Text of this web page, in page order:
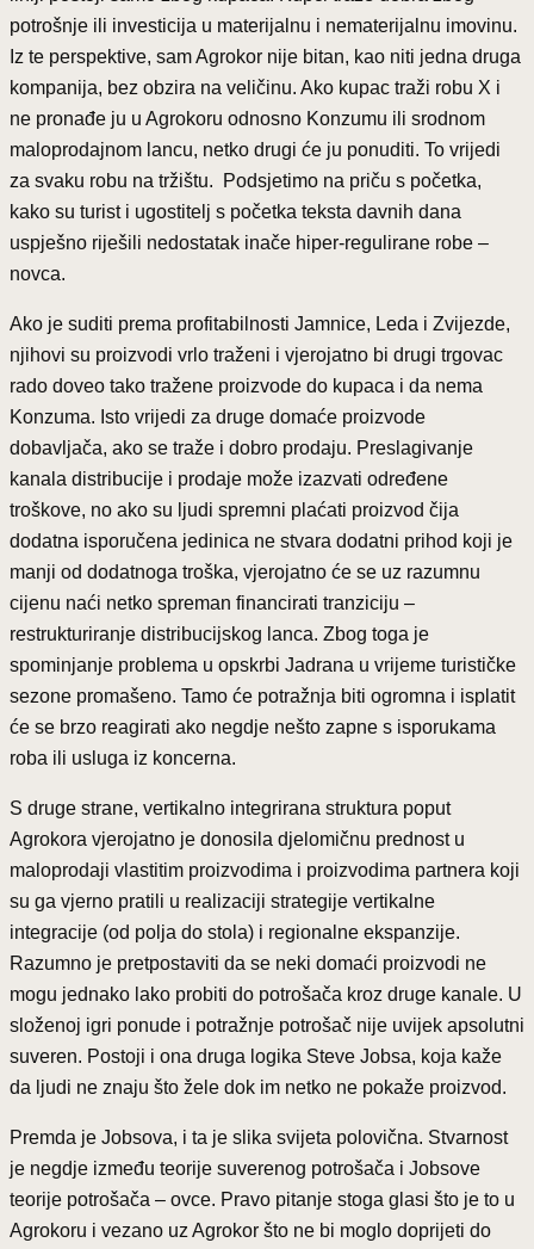
potrošnje ili investicija u materijalnu i nematerijalnu imovinu.
Iz te perspektive, sam Agrokor nije bitan, kao niti jedna druga
kompanija, bez obzira na veličinu. Ako kupac traži robu X i
ne pronađe ju u Agrokoru odnosno Konzumu ili srodnom
maloprodajnom lancu, netko drugi će ju ponuditi. To vrijedi
za svaku robu na tržištu. Podsjetimo na priču s početka,
kako su turist i ugostitelj s početka teksta davnih dana
uspješno riješili nedostatak inače hiper-regulirane robe –
novca.
Ako je suditi prema profitabilnosti Jamnice, Leda i Zvijezde,
njihovi su proizvodi vrlo traženi i vjerojatno bi drugi trgovac
rado doveo tako tražene proizvode do kupaca i da nema
Konzuma. Isto vrijedi za druge domaće proizvode
dobavljača, ako se traže i dobro prodaju. Preslagivanje
kanala distribucije i prodaje može izazvati određene
troškove, no ako su ljudi spremni plaćati proizvod čija
dodatna isporučena jedinica ne stvara dodatni prihod koji je
manji od dodatnoga troška, vjerojatno će se uz razumnu
cijenu naći netko spreman financirati tranziciju –
restrukturiranje distribucijskog lanca. Zbog toga je
spominjanje problema u opskrbi Jadrana u vrijeme turističke
sezone promašeno. Tamo će potražnja biti ogromna i isplatit
će se brzo reagirati ako negdje nešto zapne s isporukama
roba ili usluga iz koncerna.
S druge strane, vertikalno integrirana struktura poput
Agrokora vjerojatno je donosila djelomičnu prednost u
maloprodaji vlastitim proizvodima i proizvodima partnera koji
su ga vjerno pratili u realizaciji strategije vertikalne
integracije (od polja do stola) i regionalne ekspanzije.
Razumno je pretpostaviti da se neki domaći proizvodi ne
mogu jednako lako probiti do potrošača kroz druge kanale. U
složenoj igri ponude i potražnje potrošač nije uvijek apsolutni
suveren. Postoji i ona druga logika Steve Jobsa, koja kaže
da ljudi ne znaju što žele dok im netko ne pokaže proizvod.
Premda je Jobsova, i ta je slika svijeta polovična. Stvarnost
je negdje između teorije suverenog potrošača i Jobsove
teorije potrošača – ovce. Pravo pitanje stoga glasi što je to u
Agrokoru i vezano uz Agrokor što ne bi moglo doprijeti do